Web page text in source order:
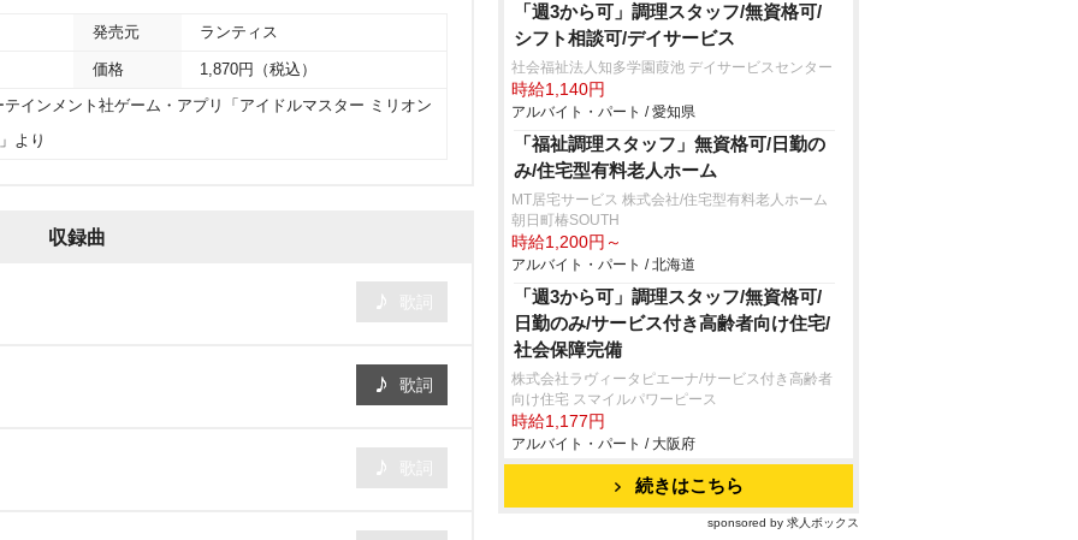
発売元 ランティス
価格 1,870円（税込）
インメント社ゲーム・アプリ「アイドルマスター ミリオン
より
収録曲
歌詞
「週3から可」調理スタッフ/無資格可/
シフト相談可/デイサービス
社会福祉法人知多学園葭池 デイサービスセンター
時給1,140円
アルバイト・パート / 愛知県
「福祉調理スタッフ」無資格可/日勤の
み/住宅型有料老人ホーム
MT居宅サービス 株式会社/住宅型有料老人ホーム
朝日町椿SOUTH
時給1,200円～
アルバイト・パート / 北海道
「週3から可」調理スタッフ/無資格可/
日勤のみ/サービス付き高齢者向け住宅/
社会保障完備
株式会社ラヴィータピエーナ/サービス付き高齢者
向け住宅 スマイルパワーピース
時給1,177円
アルバイト・パート / 大阪府
続きはこちら
sponsored by 求人ボックス